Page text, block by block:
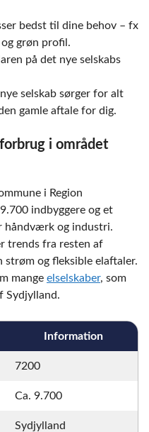
bedst til dine behov – fx
grøn profil.
på det nye selskabs
selskab sørger for alt
gamle aftale for dig.
i området
i Region
indbyggere og et
håndværk og industri.
trends fra resten af
og fleksible elaftaler.
mange elselskaber, som
Sydjylland.
Information
7200
Ca. 9.700
Sydjylland